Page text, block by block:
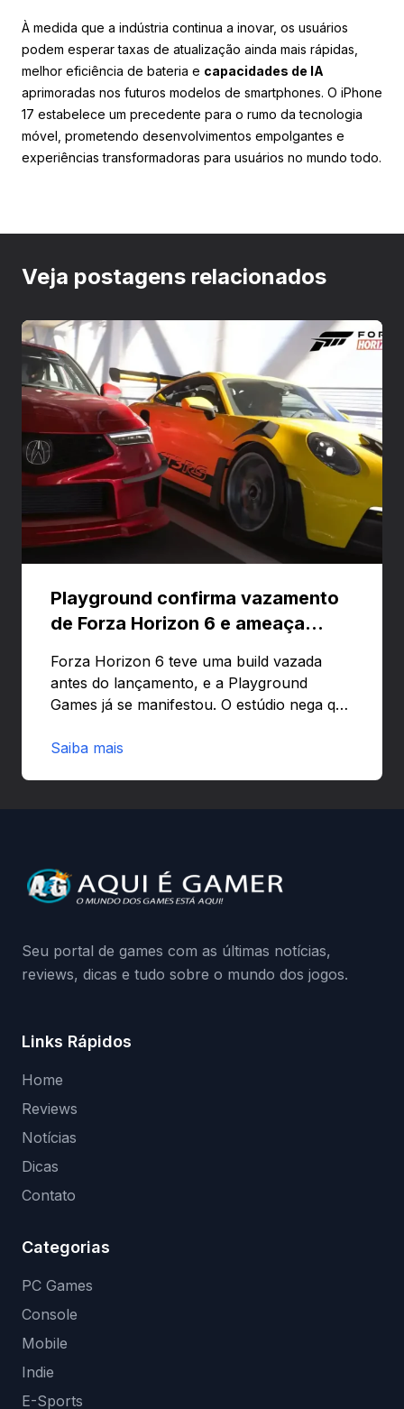
À medida que a indústria continua a inovar, os usuários
podem esperar taxas de atualização ainda mais rápidas,
melhor eficiência de bateria e capacidades de IA
aprimoradas nos futuros modelos de smartphones. O iPhone
17 estabelece um precedente para o rumo da tecnologia
móvel, prometendo desenvolvimentos empolgantes e
experiências transformadoras para usuários no mundo todo.
Veja postagens relacionados
Playground confirma vazamento
de Forza Horizon 6 e ameaça
Forza Horizon 6 teve uma build vazada
antes do lançamento, e a Playground
Games já se manifestou. O estúdio nega que
preload e avisa que quem usar versões não
da Playground: negação do preload,
medidas contra acessos não autorizados
Saiba mais
Seu portal de games com as últimas notícias,
reviews, dicas e tudo sobre o mundo dos jogos.
Links Rápidos
Home
Reviews
Notícias
Dicas
Contato
Categorias
PC Games
Console
Mobile
Indie
E-Sports